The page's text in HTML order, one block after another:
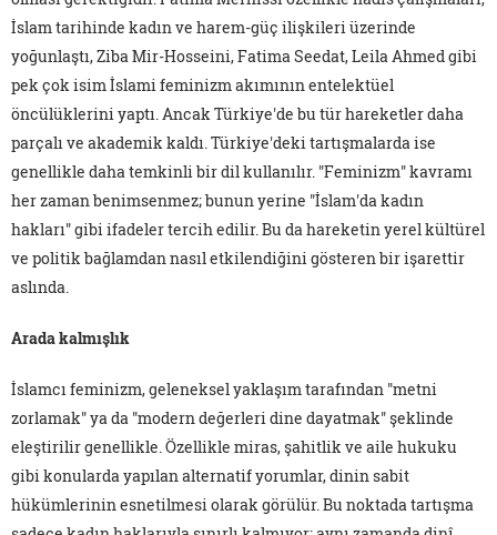
İslam tarihinde kadın ve harem-güç ilişkileri üzerinde
yoğunlaştı, Ziba Mir-Hosseini, Fatima Seedat, Leila Ahmed gibi
pek çok isim İslami feminizm akımının entelektüel
öncülüklerini yaptı. Ancak Türkiye'de bu tür hareketler daha
parçalı ve akademik kaldı. Türkiye'deki tartışmalarda ise
genellikle daha temkinli bir dil kullanılır. "Feminizm" kavramı
her zaman benimsenmez; bunun yerine "İslam'da kadın
hakları" gibi ifadeler tercih edilir. Bu da hareketin yerel kültürel
ve politik bağlamdan nasıl etkilendiğini gösteren bir işarettir
aslında.
Arada kalmışlık
İslamcı feminizm, geleneksel yaklaşım tarafından "metni
zorlamak" ya da "modern değerleri dine dayatmak" şeklinde
eleştirilir genellikle. Özellikle miras, şahitlik ve aile hukuku
gibi konularda yapılan alternatif yorumlar, dinin sabit
hükümlerinin esnetilmesi olarak görülür. Bu noktada tartışma